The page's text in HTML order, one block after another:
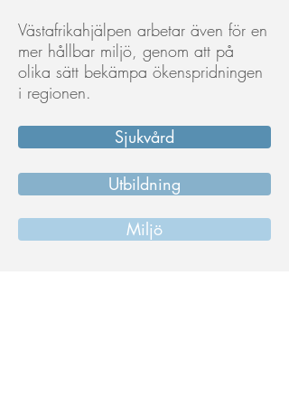
Västafrikahjälpen arbetar även för en
mer hållbar miljö, genom att på
olika sätt bekämpa ökenspridningen
i regionen.
Sjukvård
Utbildning
Miljö